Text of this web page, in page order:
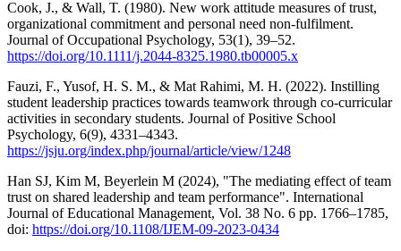
Cook, J., & Wall, T. (1980). New work attitude measures of trust,
organizational commitment and personal need non-fulfilment.
Journal of Occupational Psychology, 53(1), 39–52.
https://doi.org/10.1111/j.2044-8325.1980.tb00005.x
Fauzi, F., Yusof, H. S. M., & Mat Rahimi, M. H. (2022). Instilling
student leadership practices towards teamwork through co-curricular
activities in secondary students. Journal of Positive School
Psychology, 6(9), 4331–4343.
https://jsju.org/index.php/journal/article/view/1248
Han SJ, Kim M, Beyerlein M (2024), "The mediating effect of team
trust on shared leadership and team performance". International
Journal of Educational Management, Vol. 38 No. 6 pp. 1766–1785,
doi: https://doi.org/10.1108/IJEM-09-2023-0434